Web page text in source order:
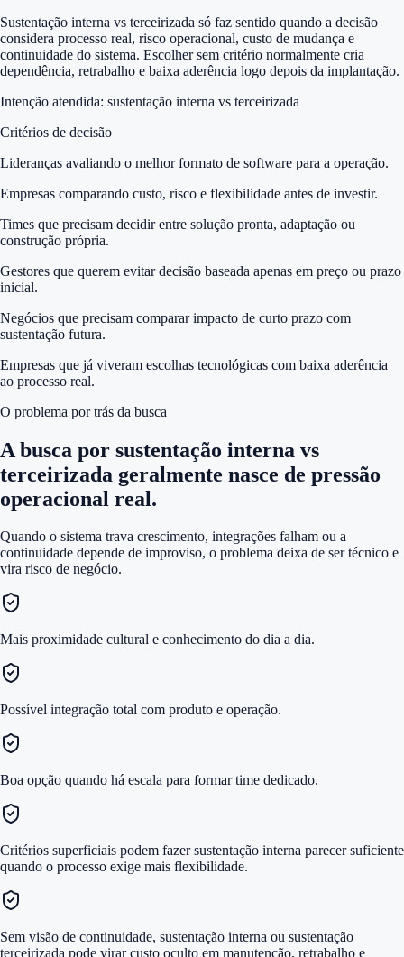
Sustentação interna vs terceirizada só faz sentido quando a decisão
considera processo real, risco operacional, custo de mudança e
continuidade do sistema. Escolher sem critério normalmente cria
dependência, retrabalho e baixa aderência logo depois da implantação.
Intenção atendida: sustentação interna vs terceirizada
Critérios de decisão
Lideranças avaliando o melhor formato de software para a operação.
Empresas comparando custo, risco e flexibilidade antes de investir.
Times que precisam decidir entre solução pronta, adaptação ou
construção própria.
Gestores que querem evitar decisão baseada apenas em preço ou prazo
inicial.
Negócios que precisam comparar impacto de curto prazo com
sustentação futura.
Empresas que já viveram escolhas tecnológicas com baixa aderência
ao processo real.
O problema por trás da busca
A busca por sustentação interna vs
terceirizada geralmente nasce de pressão
operacional real.
Quando o sistema trava crescimento, integrações falham ou a
continuidade depende de improviso, o problema deixa de ser técnico e
vira risco de negócio.
Mais proximidade cultural e conhecimento do dia a dia.
Possível integração total com produto e operação.
Boa opção quando há escala para formar time dedicado.
Critérios superficiais podem fazer sustentação interna parecer suficiente
quando o processo exige mais flexibilidade.
Sem visão de continuidade, sustentação interna ou sustentação
terceirizada pode virar custo oculto em manutenção, retrabalho e